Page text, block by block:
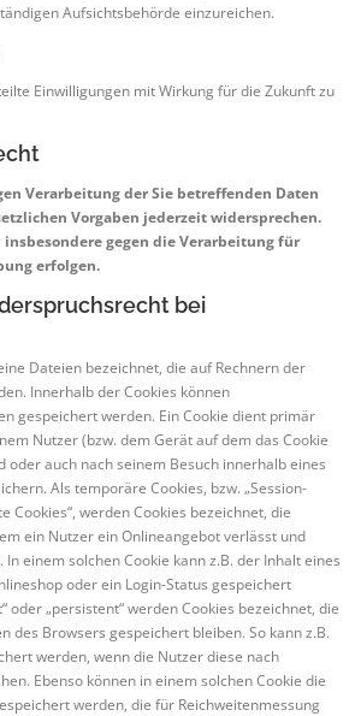
Aufsichtsbehörde einzureichen.
Einwilligungen mit Wirkung für die Zukunft zu
Verarbeitung der Sie betreffenden Daten
Vorgaben jederzeit widersprechen.
gegen die Verarbeitung für
erfolgen.
bei
Dateien bezeichnet, die auf Rechnern der
Innerhalb der Cookies können
gespeichert werden. Ein Cookie dient primär
Nutzer (bzw. dem Gerät auf dem das Cookie
oder auch nach seinem Besuch innerhalb eines
Als temporäre Cookies, bzw. „Session-
Cookies“, werden Cookies bezeichnet, die
ein Nutzer ein Onlineangebot verlässt und
einem solchen Cookie kann z.B. der Inhalt eines
oder ein Login-Status gespeichert
oder „persistent“ werden Cookies bezeichnet, die
des Browsers gespeichert bleiben. So kann z.B.
werden, wenn die Nutzer diese nach
Ebenso können in einem solchen Cookie die
werden, die für Reichweitenmessung